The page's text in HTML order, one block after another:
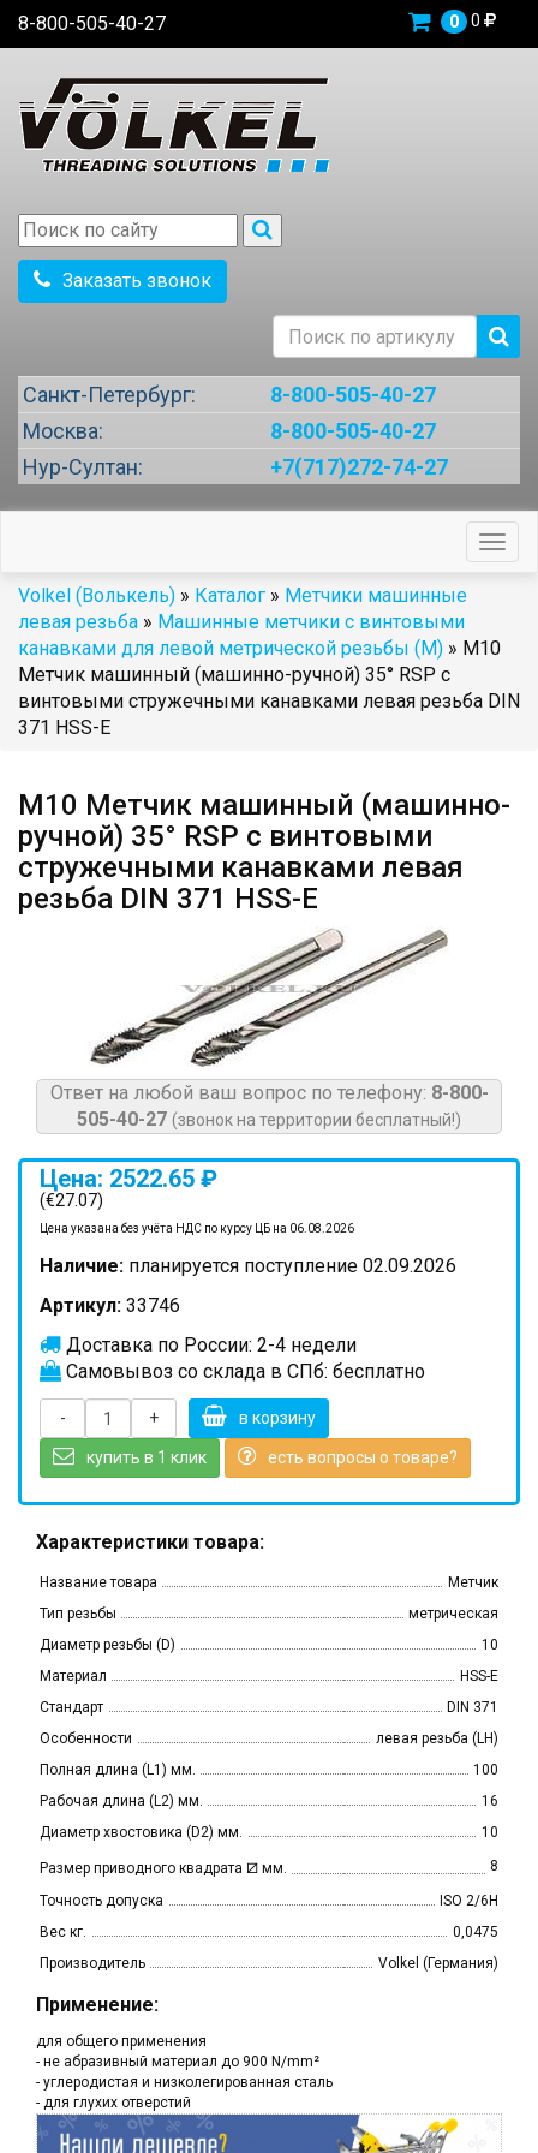
8-800-505-40-27 0 0
Заказать звонок
Санкт-Петербург:
8-800-505-40-27
Москва:
8-800-505-40-27
Нур-Султан:
+7(717)272-74-27
Volkel (Волькель) » Каталог » Метчики машинные
левая резьба » Машинные метчики с винтовыми
канавками для левой метрической резьбы (М) » М10
Метчик машинный (машинно-ручной) 35° RSP с
винтовыми стружечными канавками левая резьба DIN
371 HSS-E
М10 Метчик машинный (машинно-
ручной) 35° RSP с винтовыми
стружечными канавками левая
резьба DIN 371 HSS-E
Ответ на любой ваш вопрос по телефону: 8-800-
505-40-27 (звонок на территории бесплатный!)
Цена: 2522.65 ₽
(€27.07)
Цена указана без учёта НДС по курсу ЦБ на 06.08.2026
Наличие: планируется поступление 02.09.2026
Артикул: 33746
Доставка по России: 2-4 недели
Самовывоз со склада в СПб: бесплатно
- + в корзину
купить в 1 клик есть вопросы о товаре?
Характеристики товара:
Название товара
Метчик
Тип резьбы
метрическая
Диаметр резьбы (D)
10
Материал
HSS-E
Стандарт
DIN 371
Особенности
левая резьба (LH)
Полная длина (L1) мм.
100
Рабочая длина (L2) мм.
16
Диаметр хвостовика (D2) мм.
10
Размер приводного квадрата ⧄ мм. 8
Точность допуска
ISO 2/6H
Вес кг.
0,0475
Производитель
Volkel (Германия)
Применение:
для общего применения
- не абразивный материал до 900 N/mm²
- углеродистая и низколегированная сталь
- для глухих отверстий